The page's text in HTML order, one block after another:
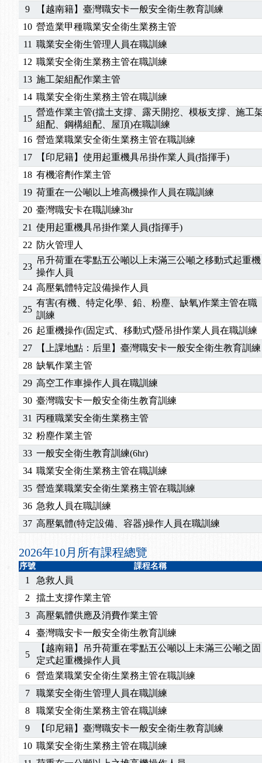
2025/11/10【中心公告】因應颱風來襲，若遇停班停課消息 補
2025/10/30【進修課程】2026年，課程意見蒐集~
2025/08/20【進修課程】SDS格式百百種？專業講師帶您判斷
2025/08/12【中心公告】因應颱風來襲，若遇停班停課消息 補
2025/07/06 【中心公告】颱風假114/07/07停班停課
2025/06/06【進修課程】～～前導課程看這邊推出囉～～
2025/05/29【進修課程】前導課程推出公告！
2025/04/28【進修課程】要怎麼進修自我？課程百百種選擇好
2025/01/21「高壓氣體製造安全主任」、「隧道等襯砌作業主
訓測驗
2025/01/15【線上課程】碳中和核心職能系列課程資訊
2026/07/15 【免費研習】115年製造業危害預防職場安衛法令
2026/07/08【中心公告】因應颱風來襲，若遇停班停課消息 補
2026/05/06【產業人才投資】06/03-06/08堆高機課程，政府出
2026/04/24 【製程安全評估人員】開課囉
2025/11/11 【中心公告】颱風假11/12停班停課
2025/11/10【中心公告】因應颱風來襲，若遇停班停課消息 補
2025/10/30 【進修課程】2026年，課程意見蒐集~
2025/08/20【進修課程】SDS格式百百種？專業講師帶您判斷
2025/08/12
2025/07/06【中心公告】颱風假114/07/07停班停課
2025/06/06【進修課程】～～前導課程看這邊推出囉～～
2025/05/29
2025/04/28【進修課程】要怎麼進修自我？課程百百種選擇好
2025/01/21「高壓氣體製造安全主任」、「隧道等襯砌作業主
訓測驗
2025/01/15【線上課程】碳中和核心職能系列課程資訊
2026/07/15【免費研習】115年製造業危害預防職場安衛法令
2026/07/08【中心公告】因應颱風來襲，若遇停班停課消息 補
2026/05/06【產業人才投資】06/03-06/08堆高機課程，政府出
2026/04/24【製程安全評估人員】開課囉
2025/11/11【中心公告】颱風假11/12停班停課
2025/11/10【中心公告】因應颱風來襲，若遇停班停課消息 補
2025/10/30【進修課程】2026年，課程意見蒐集~
2025/08/20 【進修課程】SDS格式百百種？專業講師帶您判斷
2025/08/12【中心公告】因應颱風來襲，若遇停班停課消息 補
2025/07/06【中心公告】颱風假114/07/07停班停課
2025/06/06【進修課程】～～前導課程看這邊推出囉～～
2025/05/29【進修課程】前導課程推出公告！
2025/04/28【進修課程】要怎麼進修自我？課程百百種選擇好
2025/01/21「高壓氣體製造安全主任」、「隧道等襯砌作業主
訓測驗
2025/01/15
9
【越南籍】臺灣職安卡一般安全衛生教育訓練
10 營造業甲種職業安全衛生業務主管
11 職業安全衛生管理人員在職訓練
12 職業安全衛生業務主管在職訓練
13 施工架組配作業主管
14 職業安全衛生業務主管在職訓練
15
營造作業主管(擋土支撐、露天開挖、模板支撐、施工
組配、鋼構組配、屋頂)在職訓練
16 營造業職業安全衛生業務主管在職訓練
17
【印尼籍】使用起重機具吊掛作業人員(指揮手)
18 有機溶劑作業主管
19 荷重在一公噸以上堆高機操作人員在職訓練
20 臺灣職安卡在職訓練3hr
21 使用起重機具吊掛作業人員(指揮手)
22 防火管理人
23
吊升荷重在零點五公噸以上未滿三公噸之移動式起重機
操作人員
24 高壓氣體特定設備操作人員
25
有害(有機、特定化學、鉛、粉塵、缺氧)作業主管在職
訓練
26 起重機操作(固定式、移動式)暨吊掛作業人員在職訓練
27
【上課地點：后里】臺灣職安卡一般安全衛生教育訓練
28 缺氧作業主管
29 高空工作車操作人員在職訓練
30 臺灣職安卡一般安全衛生教育訓練
31 丙種職業安全衛生業務主管
32 粉塵作業主管
33 一般安全衛生教育訓練(6hr)
34 職業安全衛生業務主管在職訓練
35 營造業職業安全衛生業務主管在職訓練
36 急救人員在職訓練
37 高壓氣體(特定設備、容器)操作人員在職訓練
2026年10月所有課程總覽
序號 課程名稱
1
急救人員
2
擋土支撐作業主管
3
高壓氣體供應及消費作業主管
4
臺灣職安卡一般安全衛生教育訓練
5
【越南籍】吊升荷重在零點五公噸以上未滿三公噸之固
定式起重機操作人員
6
營造業職業安全衛生業務主管在職訓練
7
職業安全衛生管理人員在職訓練
8
職業安全衛生業務主管在職訓練
9
【印尼籍】臺灣職安卡一般安全衛生教育訓練
10 職業安全衛生業務主管在職訓練